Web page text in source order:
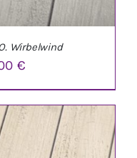
Wirbelwind
€Aktueller
Preis
ist:
2,00 €.